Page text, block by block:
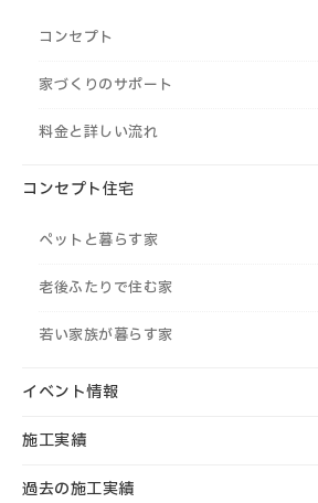
コンセプト
家づくりのサポート
料金と詳しい流れ
コンセプト住宅
ペットと暮らす家
老後ふたりで住む家
若い家族が暮らす家
イベント情報
施工実績
過去の施工実績